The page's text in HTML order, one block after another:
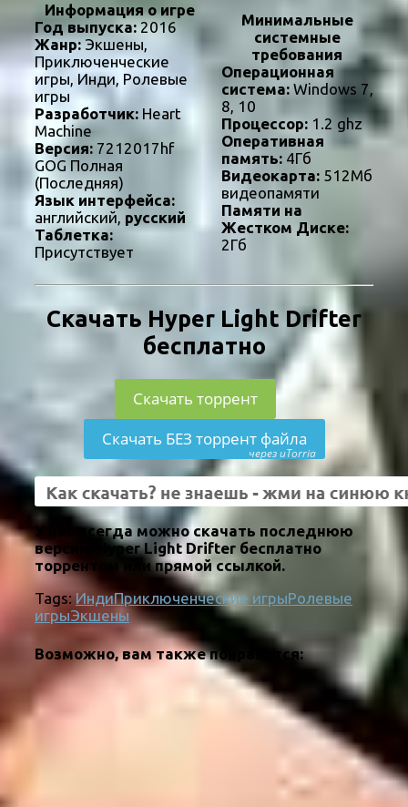
Информация о игре
Год выпуска:2016
Жанр:Экшены,
Приключенческие
игры, Инди, Ролевые
игры
Разработчик: Heart
Machine
Версия: 7212017hf
GOG Полная
(Последняя)
Язык интерфейса:
английский, русский
Таблетка:
Присутствует
Минимальные
системные
требования
Операционная
система:Windows 7,
8, 10
Процессор:1.2 ghz
Оперативная
память:4Гб
Видеокарта:512Мб
видеопамяти
Памяти на
Жестком Диске:
2Гб
Скачать Hyper Light Drifter
бесплатно
Скачать торрент
Скачать БЕЗ торрент файла
через uTorria
У нас всегда можно скачать последнюю
версию Hyper Light Drifter бесплатно
торрентом или прямой ссылкой.
Tags: ИндиПриключенческие игрыРолевые
игрыЭкшены
Возможно, вам также понравится: